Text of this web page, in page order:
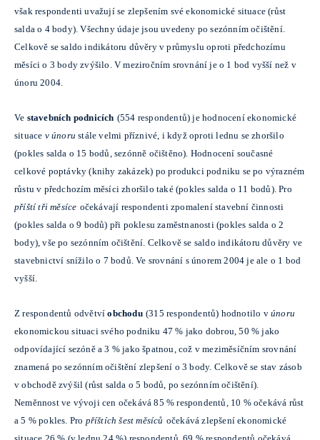
však respondenti uvažují se zlepšením své ekonomické situace (růst
salda o 4 body). Všechny údaje jsou uvedeny po sezónním očištění.
Celkově se saldo indikátoru důvěry v průmyslu oproti předchozímu
měsíci o 3 body zvýšilo. V meziročním srovnání je o 1 bod vyšší než v
únoru 2004.
Ve stavebních podnicích (554 respondentů) je hodnocení ekonomické
situace v únorustále velmi příznivé, i když oproti lednu se zhoršilo
(pokles salda o 15 bodů, sezónně očištěno). Hodnocení současné
celkové poptávky (knihy zakázek) po produkci podniku se po výrazném
růstu v předchozím měsíci zhoršilo také (pokles salda o 11 bodů). Pro
příští tři měsíce očekávají respondenti zpomalení stavební činnosti
(pokles salda o 9 bodů) při poklesu zaměstnanosti (pokles salda o 2
body), vše po sezónním očištění. Celkově se saldo indikátoru důvěry ve
stavebnictví snížilo o 7 bodů. Ve srovnání s únorem 2004 je ale o 1 bod
vyšší.
Z respondentů odvětvíobchodu (315 respondentů) hodnotilo vúnoru
ekonomickou situaci svého podniku 47 % jako dobrou, 50 % jako
odpovídající sezóně a 3 % jako špatnou, což v meziměsíčním srovnání
znamená po sezónním očištění zlepšení o 3 body. Celkově se stav zásob
v obchodě zvýšil (růst salda o 5 bodů, po sezónním očištění).
Neměnnost ve vývoji cen očekává 85 % respondentů, 10 % očekává růst
a 5 % pokles. Pro příštích šest měsíců očekává zlepšení ekonomické